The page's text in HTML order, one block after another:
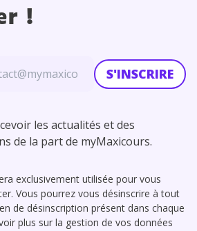
!
S'INSCRIRE
les actualités et des
de la part de myMaxicours.
exclusivement utilisée pour vous
Vous pourrez vous désinscrire à tout
de désinscription présent dans chaque
plus sur la gestion de vos données